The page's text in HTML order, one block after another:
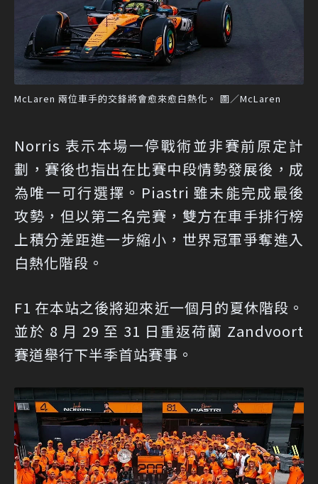
McLaren 兩位車手的交鋒將會愈來愈白熱化。 圖／McLaren
Norris 表示本場一停戰術並非賽前原定計
劃，賽後也指出在比賽中段情勢發展後，成
為唯一可行選擇。Piastri 雖未能完成最後
攻勢，但以第二名完賽，雙方在車手排行榜
上積分差距進一步縮小，世界冠軍爭奪進入
白熱化階段。
F1 在本站之後將迎來近一個月的夏休階段。
並於 8 月 29 至 31 日重返荷蘭 Zandvoort
賽道舉行下半季首站賽事。